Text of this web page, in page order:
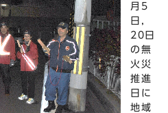
月5
日，
20日
の無
火災
推進
日に
地域